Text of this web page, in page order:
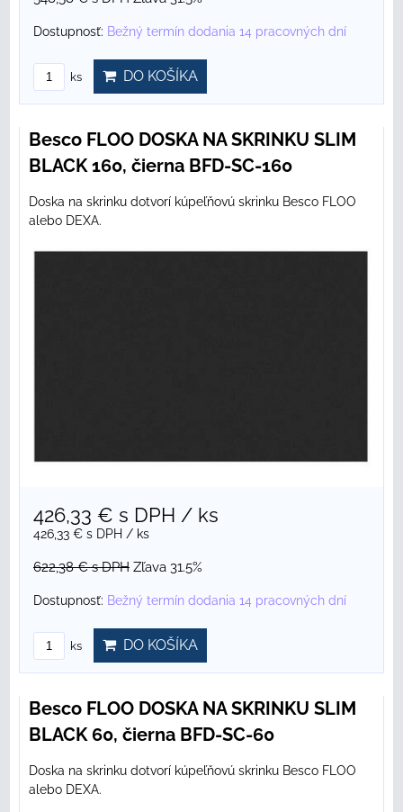
Dostupnosť: Bežný termín dodania 14 pracovných dní
ks DO KOŠÍKA
Besco FLOO DOSKA NA SKRINKU SLIM
BLACK 160, čierna BFD-SC-160
Doska na skrinku dotvorí kúpeľňovú skrinku Besco FLOO
alebo DEXA.
426,33 € s DPH / ks
426,33 € s DPH / ks
622,38 €s DPH Zľava 31.5%
Dostupnosť: Bežný termín dodania 14 pracovných dní
ks DO KOŠÍKA
Besco FLOO DOSKA NA SKRINKU SLIM
BLACK 60, čierna BFD-SC-60
Doska na skrinku dotvorí kúpeľňovú skrinku Besco FLOO
alebo DEXA.